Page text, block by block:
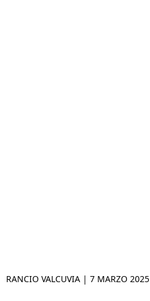
RANCIO VALCUVIA | 7 MARZO 2025